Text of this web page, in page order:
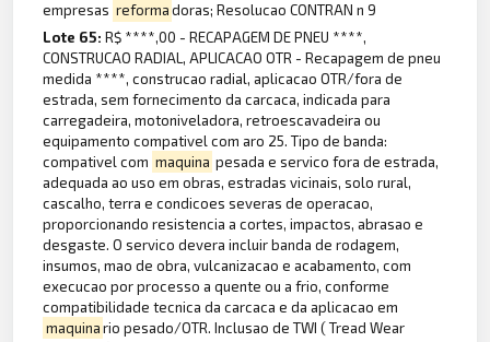
empresas reformadoras; Resolucao CONTRAN n 9
Lote 65:R$ ****,00 - RECAPAGEM DE PNEU ****,
CONSTRUCAO RADIAL, APLICACAO OTR - Recapagem de pneu
medida ****, construcao radial, aplicacao OTR/fora de
estrada, sem fornecimento da carcaca, indicada para
carregadeira, motoniveladora, retroescavadeira ou
equipamento compativel com aro 25. Tipo de banda:
compativel com maquina pesada e servico fora de estrada,
adequada ao uso em obras, estradas vicinais, solo rural,
cascalho, terra e condicoes severas de operacao,
proporcionando resistencia a cortes, impactos, abrasao e
desgaste. O servico devera incluir banda de rodagem,
insumos, mao de obra, vulcanizacao e acabamento, com
execucao por processo a quente ou a frio, conforme
compatibilidade tecnica da carcaca e da aplicacao em
maquinario pesado/OTR. Inclusao de TWI ( Tread Wear